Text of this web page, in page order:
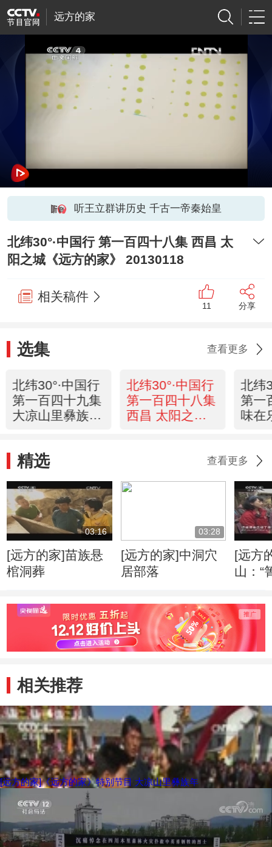
远方的家
听王立群讲历史 千古一帝秦始皇
北纬30°·中国行 第一百四十八集 西昌 太
阳之城《远方的家》 20130118
相关稿件
11 分享
选集 查看更多
北纬30°·中国行
第一百四十九集
大凉山里彝族年
北纬30°·中国行
第一百四十八集
西昌 太阳之城
北纬
第一
味在
精选 查看更多
03:16
[远方的家]苗族悬
棺洞葬
03:28
[远方的家]中洞穴
居部落
[远方
山：“
相关推荐
[远方的家]《远方的家》特别节目 大凉山里彝族年